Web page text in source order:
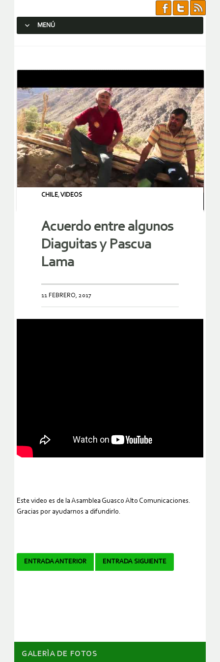
MENÚ
CHILE,VIDEOS
Acuerdo entre algunos
Diaguitas y Pascua
Lama
11 FEBRERO, 2017
Este video es de la Asamblea Guasco Alto Comunicaciones.
Gracias por ayudarnos a difundirlo.
Navegador
ENTRADA ANTERIOR ENTRADA SIGUIENTE
GALERÌA DE FOTOS